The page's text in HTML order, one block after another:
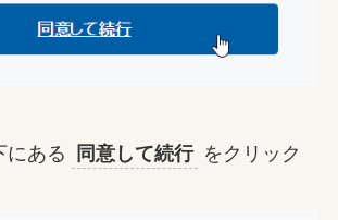
にある 同意して続行 をクリック